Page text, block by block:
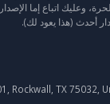
وعليك اتباع إما الإصدار
أحدث (هذا يعود لك).